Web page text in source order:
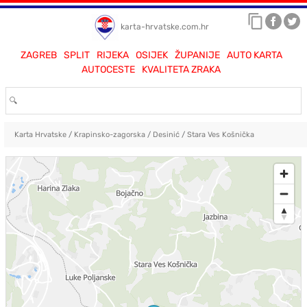
karta-hrvatske.com.hr
ZAGREB SPLIT RIJEKA OSIJEK ŽUPANIJE
AUTO KARTA
AUTOCESTE
KVALITETA ZRAKA
Karta Hrvatske/ Krapinsko-zagorska/ Desinić/ Stara Ves Košnička